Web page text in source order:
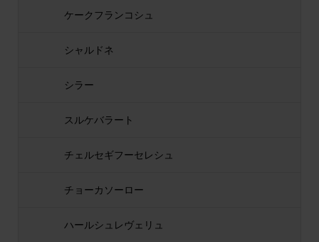
ケークフランコシュ
シャルドネ
シラー
スルケバラート
チェルセギフーセレシュ
チョーカソーロー
ハールシュレヴェリュ